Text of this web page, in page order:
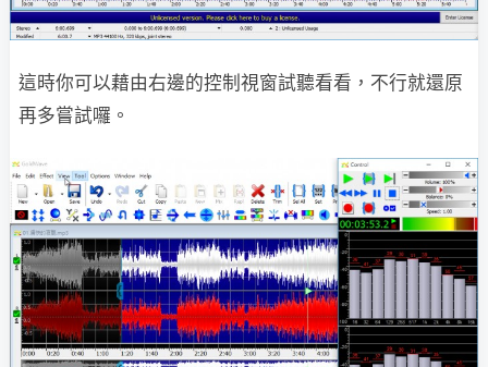
這時你可以藉由右邊的控制視窗試聽看看，不行就還原
再多嘗試囉。